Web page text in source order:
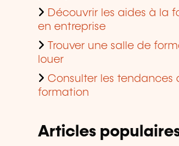
Découvrir les aides à la
en entreprise
Trouver une salle de
louer
Consulter les tendances
formation
Articles